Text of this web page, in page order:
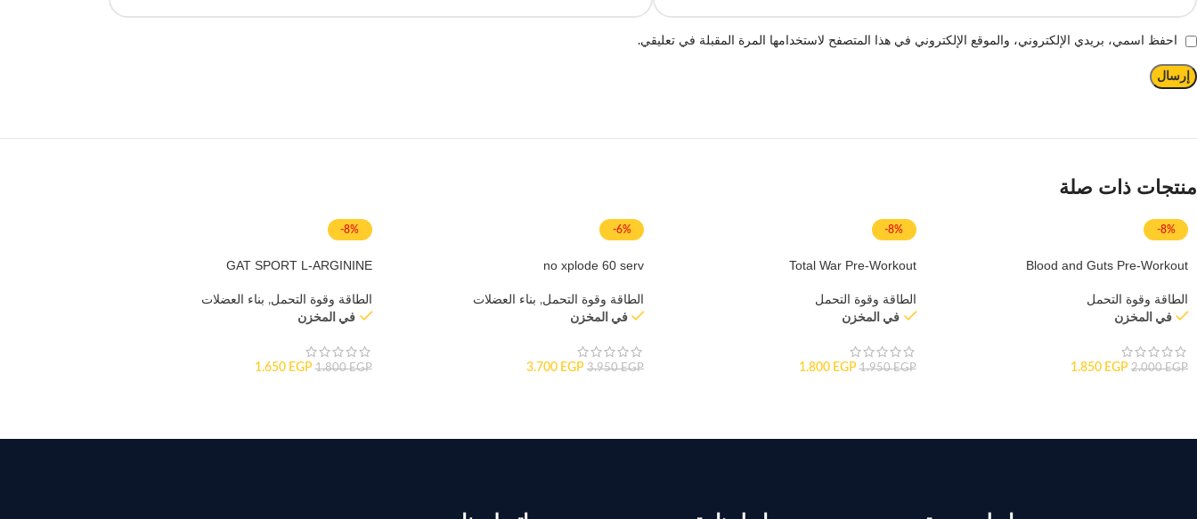
احفظ اسمي، بريدي الإلكتروني، والموقع الإلكتروني في هذا المتصفح لاستخدامها المرة المقبلة في تعليقي.
منتجات ذات صلة
-8%
Blood and Guts Pre-Workout
الطاقة وقوة التحمل
في المخزن
2.000EGP
1.850 EGP
-8%
Total War Pre-Workout
الطاقة وقوة التحمل
في المخزن
1.950EGP
1.800 EGP
-6%
no xplode 60 serv
الطاقة وقوة التحمل, بناء العضلات
في المخزن
3.950EGP
3.700 EGP
-8%
GAT SPORT L-ARGININE
الطاقة وقوة التحمل, بناء العضلات
في المخزن
1.800EGP
1.650 EGP